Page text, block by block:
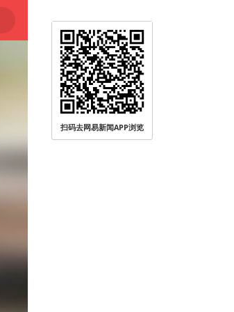
扫码去网易新闻APP浏览